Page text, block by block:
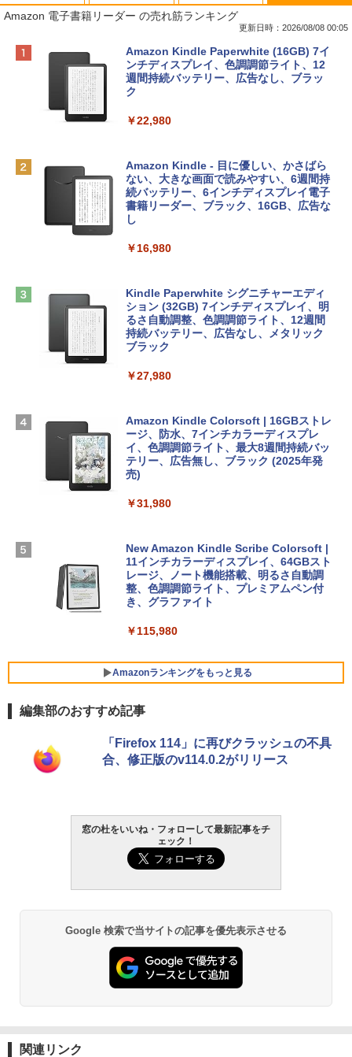
Apple 2026 MacBook Neo A18 Proチッ
プ搭載13インチノートブック：AIとAppl
e Intelligence、Liquid Retinaディスプ
レイ、8GBメモリ、512GB SSD、1080p
ィゴ + 3年延長 AppleCare+ for 13インチ
￥162,598
tomtoc 360°保護 15.6 16インチ パソコ
ンケース Dell NEC Lavie ASUS HP dyna
Apple 2026 MacBook Air M5チップ搭載
13インチノートブック：AIとApple Intell
igence、13.6インチLiquid Retinaディ
スプレイ、16GBユニファイドメモリ、1
ームカメラ、日本語キーボード、Touch I
￥261,414
【Amazon.co.jp限定】 HP ノートパソコ
ン 15-fd 15.6インチ 16GBメモリ 512GB
FMV ノートパソコン WE1-K3 (MS 365 P
ersonal/Copilotキー搭載/Win 11/15.6型/
Core i5/16GB/SSD 512GB/ホワイト) FM
VWK3E15W_AZ
￥139,880
Robloxギフトカード - 800 Robux 【限
定バーチャルアイテムを含む】 【オンラ
インゲームコード】 ロブロックス | オン
ラインコード版
￥1,300
Robloxギフトカード - 1000 Robux 【限
定バーチャルアイテムを含む】 【オンラ
インゲームコード】 ロブロックス |オン
ラインコード版
4(最新 永続版)|オンラインコード版|Wind
ows11、10/mac対応|PC2台
￥39,582
Robloxギフトカード - 2,000 Robux 【限
ラインコード版
￥3,200
ト): Java & Bedrock Edition | オンライ
￥3,600
生成AIパスポート公式テキスト 第４版
￥1,766
出す プロンプトの言葉 AI画像生成シリー
ズ (はぴーイラストLabo)
￥480
ClaudeCode いちばんやさしい 教科書:
にもKindle出版にも！ 非エンジニアのた
めのAIコーディング入門シリーズ
￥99
1冊ですべて身につくHTML & CSSとWe
￥1,292
FM TOWNS ハイパー・カタログ: 本体ハ
ェクトリストと最新エミュレータ紹介
Amazon 電子書籍リーダー の売れ筋ランキング
更新日時：2026/08/08 00:05
Amazon Kindle Paperwhite (16GB) 7イ
ンチディスプレイ、色調調節ライト、12
週間持続バッテリー、広告なし、ブラッ
ク
￥22,980
Amazon Kindle - 目に優しい、かさばら
ない、大きな画面で読みやすい、6週間持
続バッテリー、6インチディスプレイ電子
書籍リーダー、ブラック、16GB、広告な
し
￥16,980
Kindle Paperwhite シグニチャーエディ
ション (32GB) 7インチディスプレイ、明
るさ自動調整、色調調節ライト、12週間
持続バッテリー、広告なし、メタリック
ブラック
￥27,980
Amazon Kindle Colorsoft | 16GBストレ
ージ、防水、7インチカラーディスプレ
イ、色調調節ライト、最大8週間持続バッ
テリー、広告無し、ブラック (2025年発
売)
￥31,980
New Amazon Kindle Scribe Colorsoft |
11インチカラーディスプレイ、64GBスト
レージ、ノート機能搭載、明るさ自動調
整、色調調節ライト、プレミアムペン付
き、グラファイト
￥115,980
Amazonランキングをもっと見る
編集部のおすすめ記事
「Firefox 114」に再びクラッシュの不具
合、修正版のv114.0.2がリリース
窓の杜をいいね・フォローして最新記事をチ
ェック！
Google 検索で当サイトの記事を優先表示させる
関連リンク